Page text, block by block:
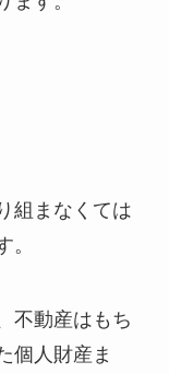
組まなくては
。
不動産はもち
個人財産ま